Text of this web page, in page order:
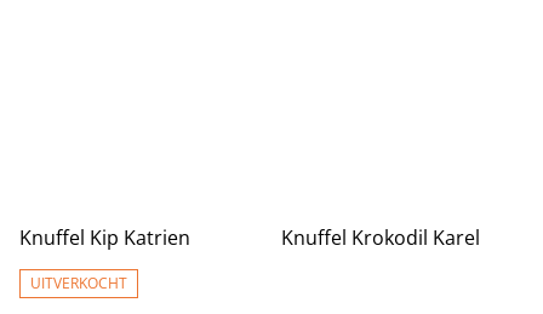
Knuffel Kip Katrien
UITVERKOCHT
Knuffel Krokodil Karel